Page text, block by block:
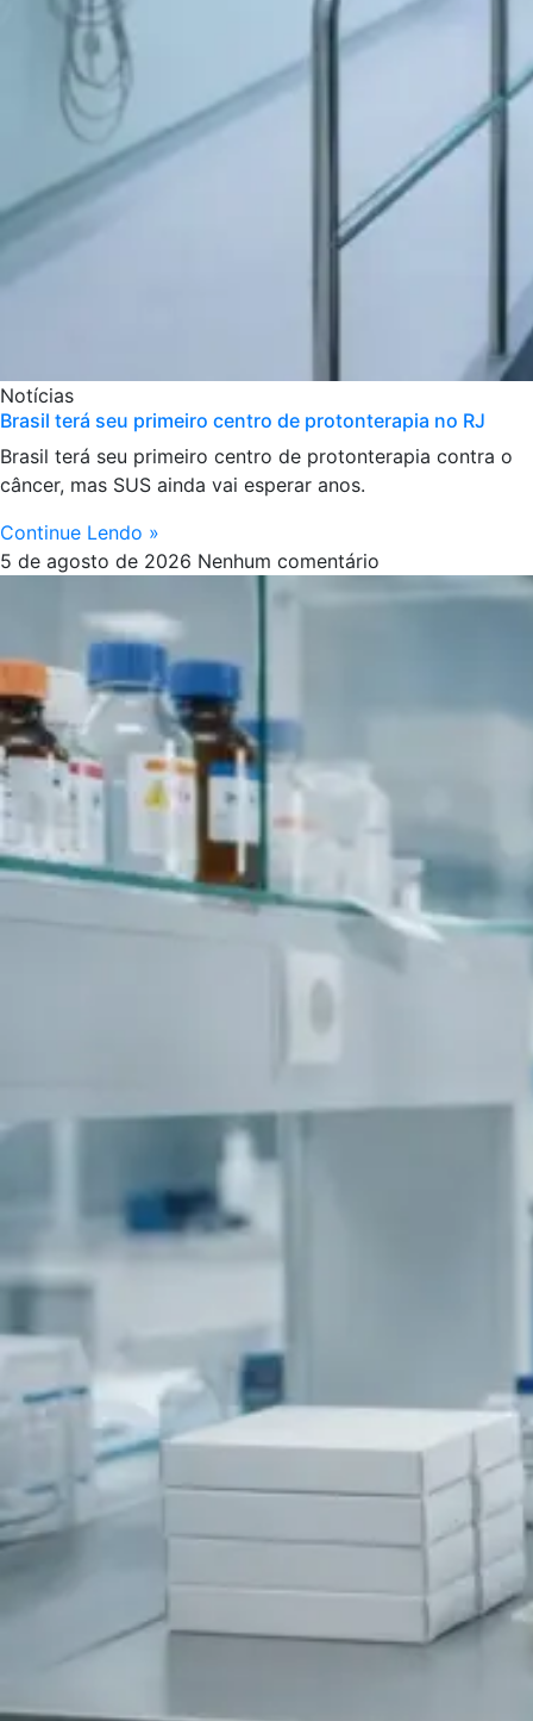
Notícias
Brasil terá seu primeiro centro de protonterapia no RJ
Brasil terá seu primeiro centro de protonterapia contra o
câncer, mas SUS ainda vai esperar anos.
Continue Lendo »
5 de agosto de 2026 Nenhum comentário